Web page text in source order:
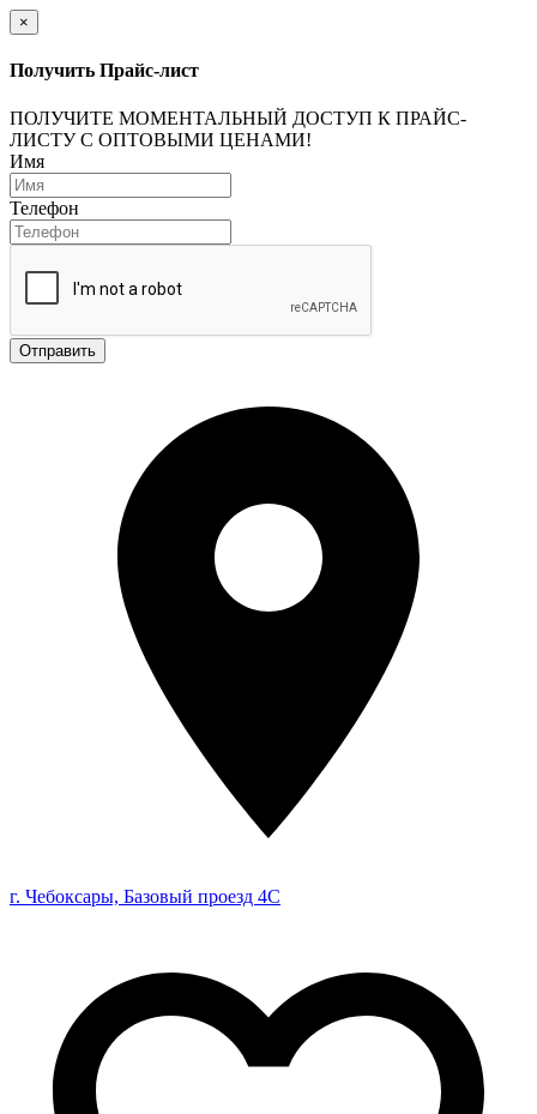
×
Получить Прайс-лист
ПОЛУЧИТЕ МОМЕНТАЛЬНЫЙ ДОСТУП К ПРАЙС-
ЛИСТУ С ОПТОВЫМИ ЦЕНАМИ!
Имя
Телефон
Отправить
г. Чебоксары, Базовый проезд 4С